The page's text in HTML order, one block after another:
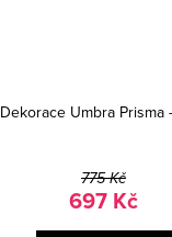
Dekorace Umbra Prisma
775 Kč
697 Kč